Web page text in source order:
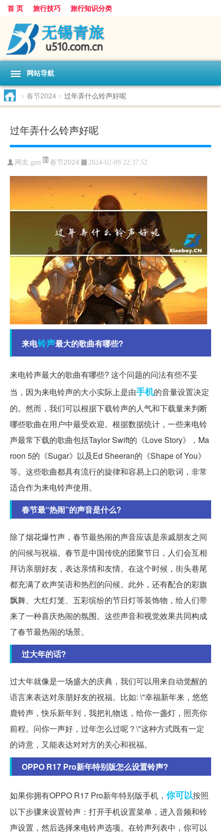
首 页 旅行技巧 旅行知识分类
网站导航
> 春节2024 > 过年弄什么铃声好呢
过年弄什么铃声好呢
网友:gnn 春节2024 2024-02-09 22:37:52
来电铃声最大的歌曲有哪些?
来电铃声最大的歌曲有哪些? 这个问题的问法有些不妥
当，因为来电铃声的大小实际上是由手机的音量设置决定
的。然而，我们可以根据下载铃声的人气和下载量来判断
哪些歌曲在用户中最受欢迎。根据数据统计，一些来电铃
声最常下载的歌曲包括Taylor Swift的《Love Story》，Ma
roon 5的《Sugar》以及Ed Sheeran的《Shape of You》
等。这些歌曲都具有流行的旋律和容易上口的歌词，非常
适合作为来电铃声使用。
春节最“热闹”的声音是什么?
除了烟花爆竹声，春节最热闹的声音应该是亲戚朋友之间
的问候与祝福。春节是中国传统的团聚节日，人们会互相
拜访亲朋好友，表达亲情和友情。在这个时候，街头巷尾
都充满了欢声笑语和热烈的问候。此外，还有配合的彩旗
飘舞、大红灯笼、五彩缤纷的节日灯等装饰物，给人们带
来了一种喜庆热闹的氛围。这些声音和视觉效果共同构成
了春节最热闹的场景。
过大年的话?
过大年就像是一场盛大的庆典，我们可以用来自动觉醒的
语言来表达对亲朋好友的祝福。比如: \"幸福新年来，悠悠
鹿铃声，快乐新年到，我把礼物送，给你一盏灯，照亮你
前程。问你一声好，过年怎么过呢？\"这种方式既有一定
的诗意，又能表达对对方的关心和祝福。
OPPO R17 Pro新年特别版怎么设置铃声?
如果你拥有OPPO R17 Pro新年特别版手机，你可以按照
以下步骤来设置铃声：打开手机设置菜单，进入音频和铃
声设置，然后选择来电铃声选项。在铃声列表中，你可以